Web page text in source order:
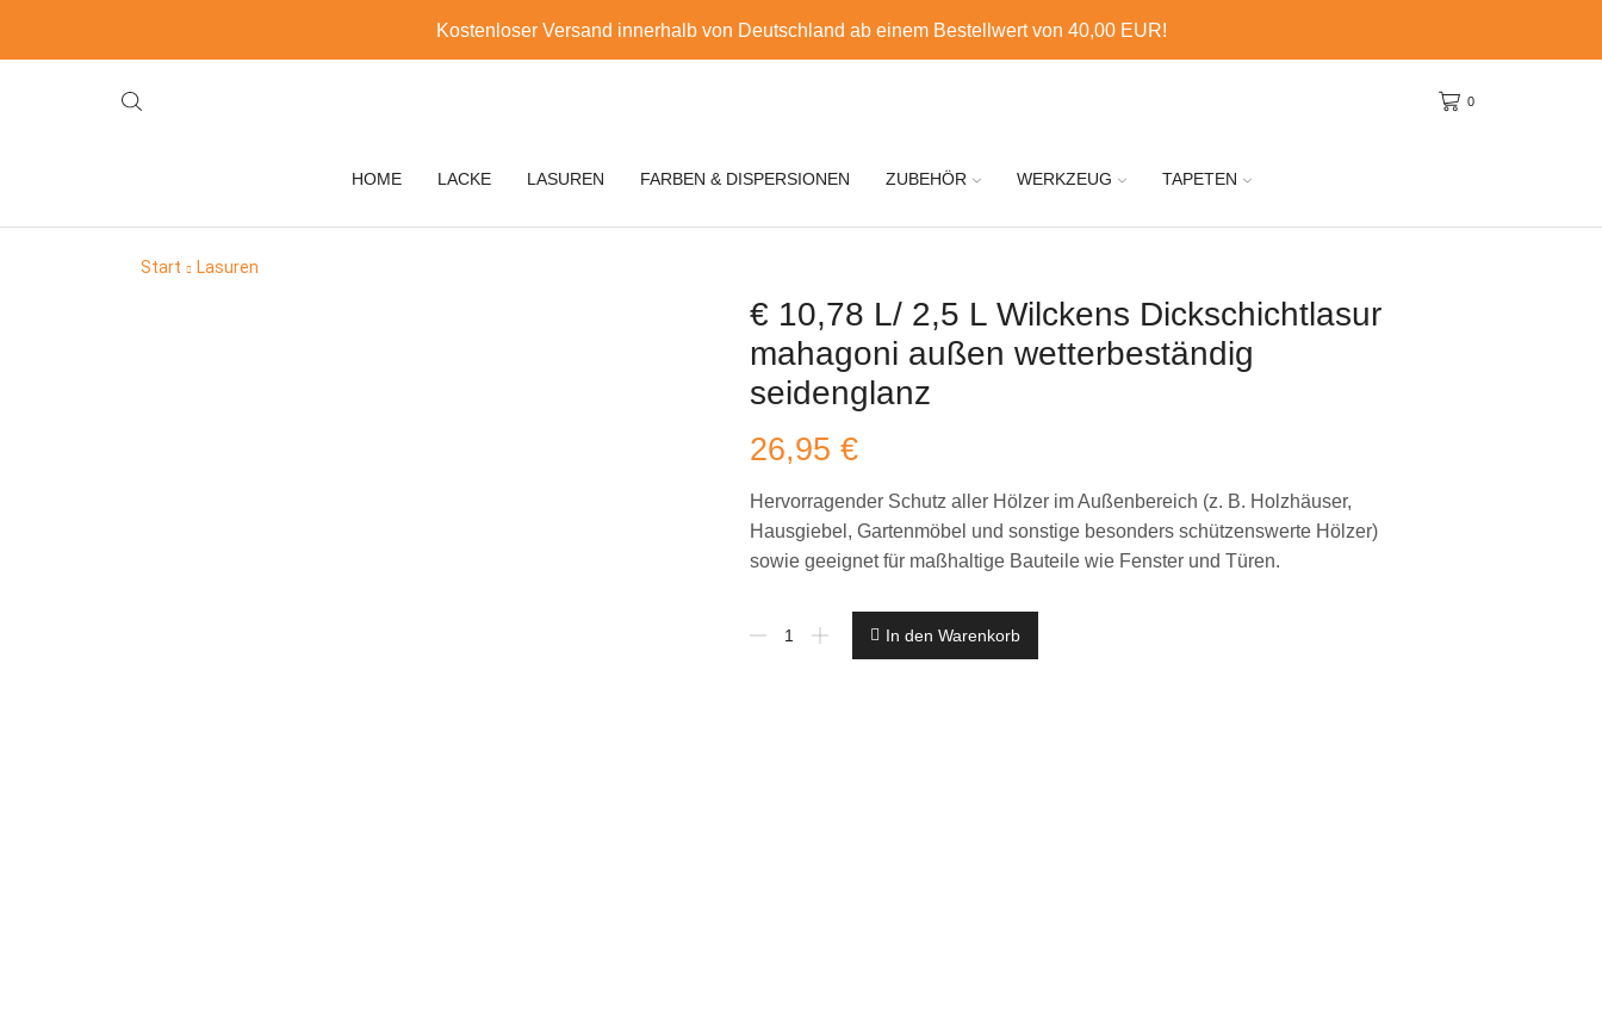
Kostenloser Versand innerhalb von Deutschland ab einem Bestellwert von 40,00 EUR!
0
HOME LACKE LASUREN FARBEN & DISPERSIONEN ZUBEHÖR WERKZEUG TAPETEN
Start Lasuren
€ 10,78 L/ 2,5 L Wilckens Dickschichtlasur
mahagoni außen wetterbeständig
seidenglanz
26,95 €
Hervorragender Schutz aller Hölzer im Außenbereich (z. B. Holzhäuser,
Hausgiebel, Gartenmöbel und sonstige besonders schützenswerte Hölzer)
sowie geeignet für maßhaltige Bauteile wie Fenster und Türen.
10,78
In den Warenkorb